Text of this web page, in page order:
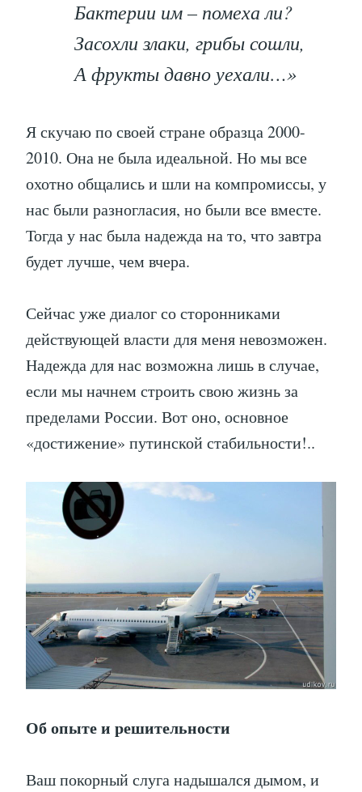
Бактерии им – помеха ли?
Засохли злаки, грибы сошли,
А фрукты давно уехали…»
Я скучаю по своей стране образца 2000-
2010. Она не была идеальной. Но мы все
охотно общались и шли на компромиссы, у
нас были разногласия, но были все вместе.
Тогда у нас была надежда на то, что завтра
будет лучше, чем вчера.
Сейчас уже диалог со сторонниками
действующей власти для меня невозможен.
Надежда для нас возможна лишь в случае,
если мы начнем строить свою жизнь за
пределами России. Вот оно, основное
«достижение» путинской стабильности!..
Об опыте и решительности
Ваш покорный слуга надышался дымом, и